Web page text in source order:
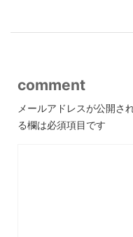
comment
メールアドレスが公開さ
る欄は必須項目です